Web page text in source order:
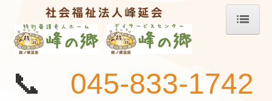
ホーム
峰延会について
📞 045-833-1742